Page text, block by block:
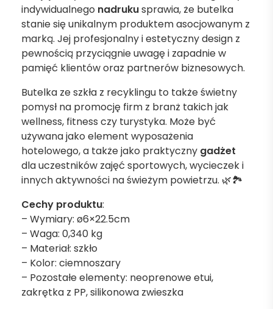
indywidualnego nadrukusprawia, że butelka
stanie się unikalnym produktem asocjowanym z
marką. Jej profesjonalny i estetyczny design z
pewnością przyciągnie uwagę i zapadnie w
pamięć klientów oraz partnerów biznesowych.
Butelka ze szkła z recyklingu to także świetny
pomysł na promocję firm z branż takich jak
wellness, fitness czy turystyka. Może być
używana jako element wyposażenia
hotelowego, a także jako praktyczny gadżet
dla uczestników zajęć sportowych, wycieczek i
innych aktywności na świeżym powietrzu. 🌿🏞
Cechy produktu:
– Wymiary: ø6×22.5cm
– Waga: 0,340 kg
– Materiał: szkło
– Kolor: ciemnoszary
– Pozostałe elementy: neoprenowe etui,
zakrętka z PP, silikonowa zwieszka